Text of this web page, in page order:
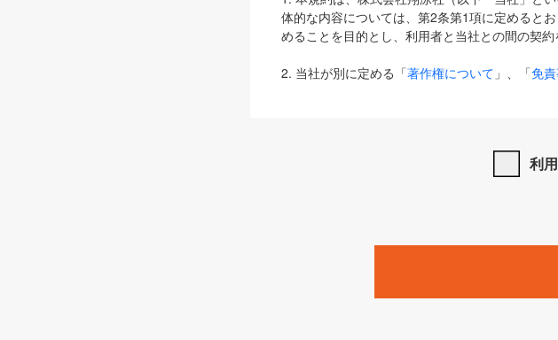
体的な内容については、第2条第1項に定めると
めることを目的とし、利用者と当社との間の契約
2. 当社が別に定める「著作権について 」、「免
は、本規約の規定が優先して適用されるものとし
1. 「本サービス」とは、当社が提供する以下の
みます）及びこれらサービスに関連して当社が
「SEBook」「SEShop」「CodeZine」「
利